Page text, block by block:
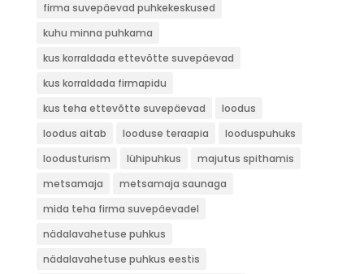
firma suvepäevad puhkekeskused
kuhu minna puhkama
kus korraldada ettevõtte suvepäevad
kus korraldada firmapidu
kus teha ettevõtte suvepäevad
loodus
loodus aitab
looduse teraapia
looduspuhuks
loodusturism
lühipuhkus
majutus spithamis
metsamaja
metsamaja saunaga
mida teha firma suvepäevadel
nädalavahetuse puhkus
nädalavahetuse puhkus eestis